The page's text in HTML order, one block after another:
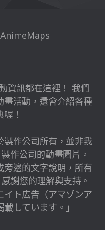
資訊都在這裡！ 我們
畫活動，還會介紹各種
！
製作公司所有，並非我
作公司的動畫圖片。
旁邊的文字說明，所有
謝您的理解與支持。
イト広告（アマゾンア
しています。」